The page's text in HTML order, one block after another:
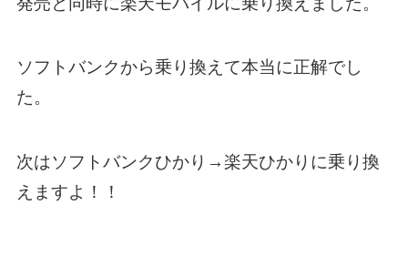
ソフトバンクから乗り換えて本当に正解でし
た。
次はソフトバンクひかり→楽天ひかりに乗り換
えますよ！！